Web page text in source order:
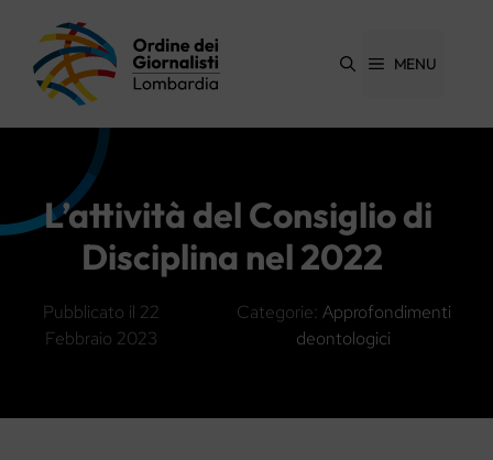
contenuto
MENU
L’attività del Consiglio di
Disciplina nel 2022
Pubblicato il 22
Febbraio 2023
Categorie: Approfondimenti
deontologici